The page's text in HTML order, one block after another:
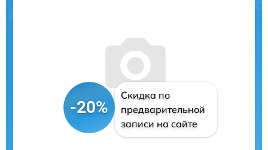
-20%
Скидка по
предварительной
записи на сайте